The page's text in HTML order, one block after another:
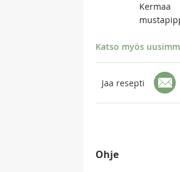
Kermaa
Katso myös
Jaa resepti
Ohje